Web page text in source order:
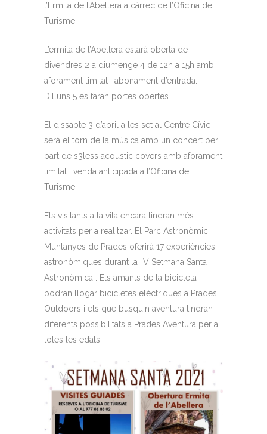
l’Ermita de l’Abellera a càrrec de l’Oficina de
Turisme.
L’ermita de l’Abellera estarà oberta de
divendres 2 a diumenge 4 de 12h a 15h amb
aforament limitat i abonament d’entrada.
Dilluns 5 es faran portes obertes.
El dissabte 3 d’abril a les set al Centre Cívic
serà el torn de la música amb un concert per
part de s3less acoustic covers amb aforament
limitat i venda anticipada a l’Oficina de
Turisme.
Els visitants a la vila encara tindran més
activitats per a realitzar. El Parc Astronòmic
Muntanyes de Prades oferirà 17 experiències
astronòmiques durant la “V Setmana Santa
Astronòmica”. Els amants de la bicicleta
podran llogar bicicletes elèctriques a Prades
Outdoors i els que busquin aventura tindran
diferents possibilitats a Prades Aventura per a
totes les edats.